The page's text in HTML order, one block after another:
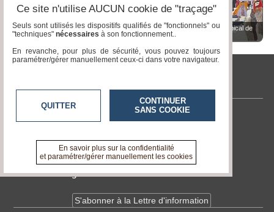
TvLocale des Acteurs Locaux de
Tallud - donner l'envie de choisir
TvLocale Paris - carnaval tropical de
paris 2026
tvlocale.fr
Contactez-nous
A propos de tvlocale.fr
Devenir délégué
S'abonner à la Lettre d'information
Ce site n'utilise AUCUN cookie de "traçage"
Seuls sont utilisés les dispositifs qualifiés de "fonctionnels" ou
"techniques" nécessaires à son fonctionnement..
En revanche, pour plus de sécurité, vous pouvez toujours
paramétrer/gérer manuellement ceux-ci dans votre navigateur.
QUITTER
CONTINUER
SANS COOKIE
En savoir plus sur la confidentialité
et paramétrer/gérer manuellement les cookies